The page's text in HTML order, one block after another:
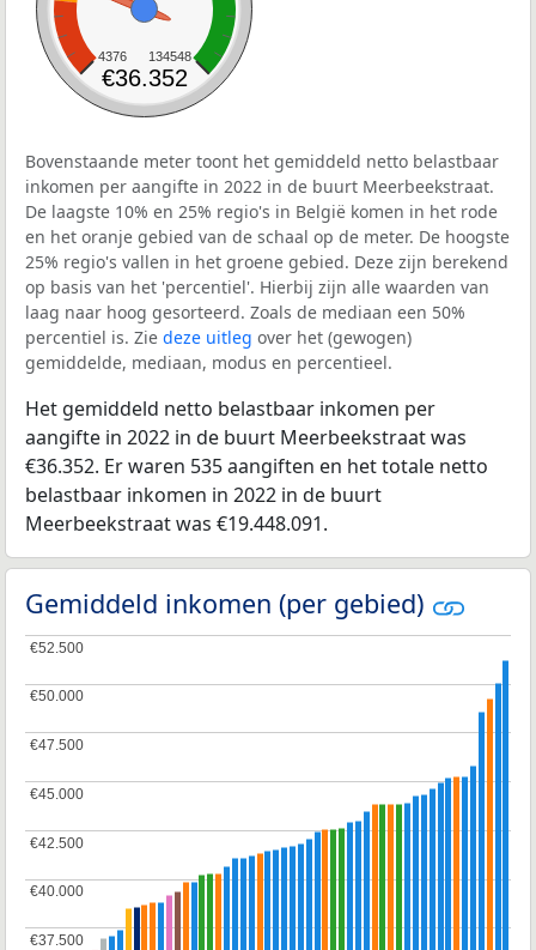
4376 134548
€36.352
Bovenstaande meter toont het gemiddeld netto belastbaar
inkomen per aangifte in 2022 in de buurt Meerbeekstraat.
De laagste 10% en 25% regio's in België komen in het rode
en het oranje gebied van de schaal op de meter. De hoogste
25% regio's vallen in het groene gebied. Deze zijn berekend
op basis van het 'percentiel'. Hierbij zijn alle waarden van
laag naar hoog gesorteerd. Zoals de mediaan een 50%
percentiel is. Zie deze uitleg over het (gewogen)
gemiddelde, mediaan, modus en percentieel.
Het gemiddeld netto belastbaar inkomen per
aangifte in 2022 in de buurt Meerbeekstraat was
€36.352. Er waren 535 aangiften en het totale netto
belastbaar inkomen in 2022 in de buurt
Meerbeekstraat was €19.448.091.
Gemiddeld inkomen (per gebied)
€37.500
€37.500
€40.000
€40.000
€42.500
€42.500
€45.000
€45.000
€47.500
€47.500
€50.000
€50.000
€52.500
€52.500